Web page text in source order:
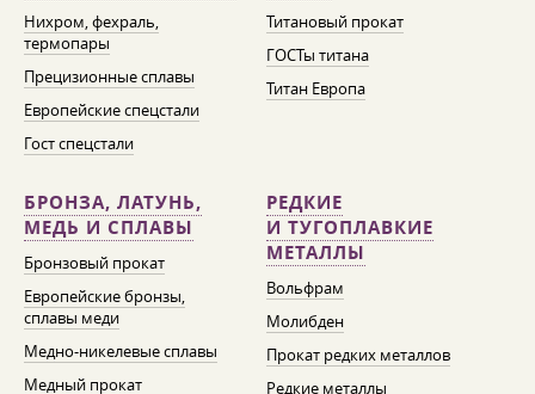
Нихром, фехраль,
термопары
Прецизионные сплавы
Европейские спецстали
Гост спецстали
Титановый прокат
ГОСТы титана
Титан Европа
БРОНЗА, ЛАТУНЬ,
МЕДЬ И СПЛАВЫ
Бронзовый прокат
Европейские бронзы,
сплавы меди
Медно-никелевые сплавы
Медный прокат
РЕДКИЕ
И ТУГОПЛАВКИЕ
МЕТАЛЛЫ
Вольфрам
Молибден
Прокат редких металлов
Редкие металлы